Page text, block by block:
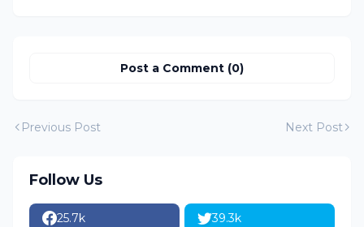
Post a Comment (0)
Previous Post Next Post
Follow Us
25.7k 39.3k